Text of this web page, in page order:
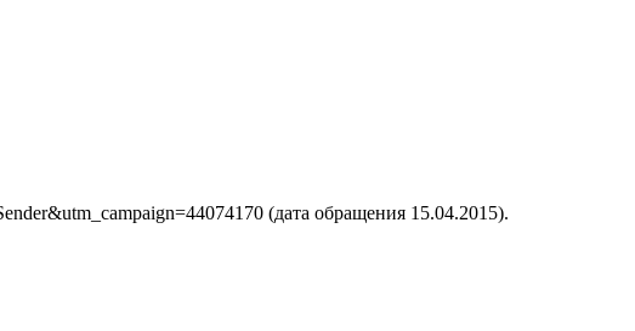
(дата обращения 15.04.2015).